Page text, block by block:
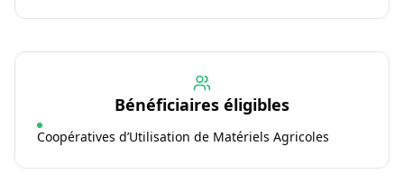
Bénéficiaires éligibles
Coopératives d’Utilisation de Matériels Agricoles